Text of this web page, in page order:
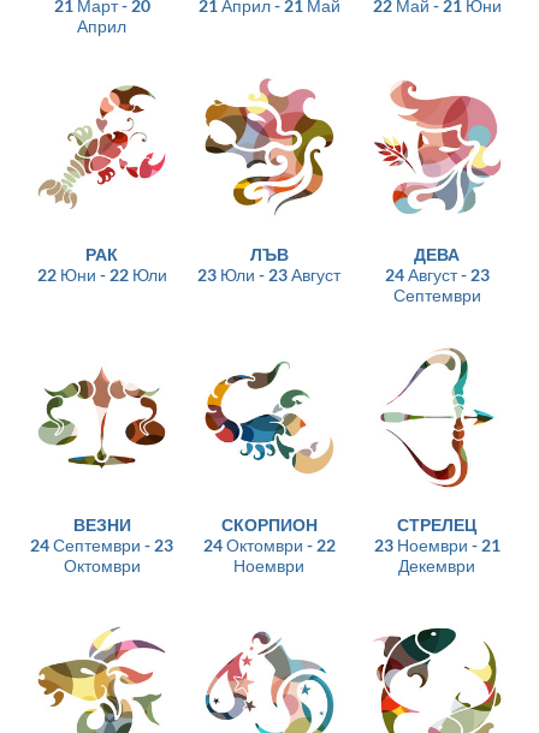
21 Март - 20
Април
21 Април - 21 Май
22 Май - 21 Юни
РАК
22 Юни - 22 Юли
ЛЪВ
23 Юли - 23 Август
ДЕВА
24 Август - 23
Септември
ВЕЗНИ
24 Септември - 23
Октомври
СКОРПИОН
24 Октомври - 22
Ноември
СТРЕЛЕЦ
23 Ноември - 21
Декември